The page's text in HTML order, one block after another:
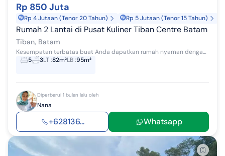
Rp 850 Juta
Rp 4 Jutaan (Tenor 20 Tahun) Rp 5 Jutaan (Tenor 15 Tahun)
Rumah 2 Lantai di Pusat Kuliner Tiban Centre Batam
Tiban, Batam
Kesempatan terbatas buat Anda dapatkan rumah nyaman dengan return investasi tinggi di Tiban, Batam. Rumah ini menawarkan lokasi yang strategis ser...
5
3LT:82m²LB:95m²
Diperbarui 1 bulan lalu oleh
Nana
+628136... Whatsapp